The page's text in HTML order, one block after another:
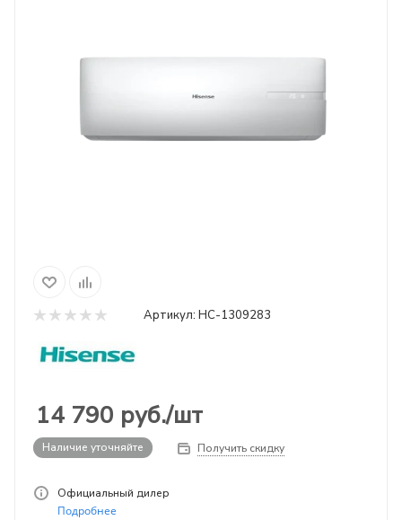
Артикул: НС-1309283
14 790 руб./шт
Наличие уточняйте Получить скидку
Официальный дилер
Подробнее